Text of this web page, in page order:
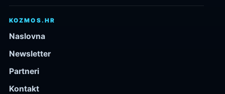
KOZMOS.HR
Naslovna
Newsletter
Partneri
Kontakt